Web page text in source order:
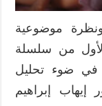
ونظرة موضوعية
من سلسلة
في ضوء تحليل
إبراهيم